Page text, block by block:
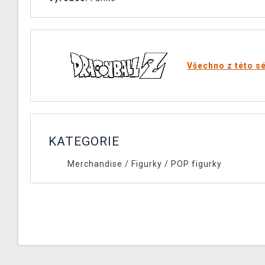
Všechno z této
KATEGORIE
Merchandise / Figurky / POP figurky